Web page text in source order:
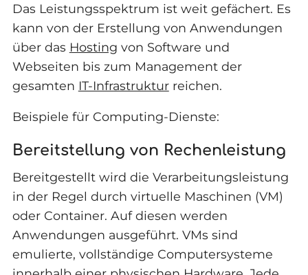
Das Leistungsspektrum ist weit gefächert. Es
kann von der Erstellung von Anwendungen
über das Hosting von Software und
Webseiten bis zum Management der
gesamten IT-Infrastrukturreichen.
Beispiele für Computing-Dienste:
Bereitstellung von Rechenleistung
Bereitgestellt wird die Verarbeitungsleistung
in der Regel durch virtuelle Maschinen (VM)
oder Container. Auf diesen werden
Anwendungen ausgeführt. VMs sind
emulierte, vollständige Computersysteme